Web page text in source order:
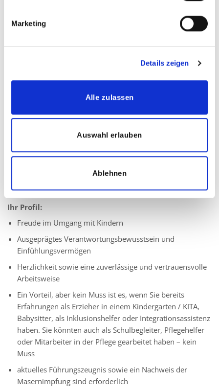
Marketing
Details zeigen
Alle zulassen
Auswahl erlauben
Ablehnen
Hansefit
Sicherstellen, dass das Kind erforderliche Mengen isst
Überwachung des Blutzuckerspiegels des Kindes
Individuelle und bedarfsgerechte Unterstützung und
Ihr Profil:
Freude im Umgang mit Kindern
Ausgeprägtes Verantwortungsbewusstsein und
Einfühlungsvermögen
Herzlichkeit sowie eine zuverlässige und vertrauensvolle
Arbeitsweise
Ein Vorteil, aber kein Muss ist es, wenn Sie bereits
Erfahrungen als Erzieher in einem Kindergarten / KITA,
Babysitter, als Inklusionshelfer oder Integrationsassistenz
haben. Sie könnten auch als Schulbegleiter, Pflegehelfer
oder Mitarbeiter in der Pflege gearbeitet haben – kein
Muss
aktuelles Führungszeugnis sowie ein Nachweis der
Masernimpfung sind erforderlich